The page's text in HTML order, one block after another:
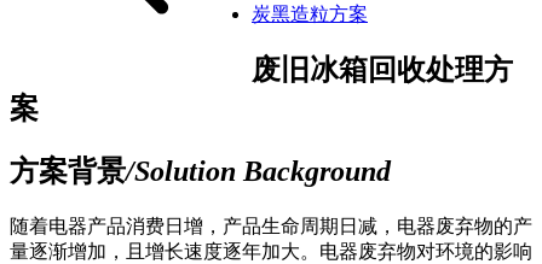
炭黑造粒方案
废旧冰箱回收处理方
案
方案背景/Solution Background
随着电器产品消费日增，产品生命周期日减，电器废弃物的产
量逐渐增加，且增长速度逐年加大。电器废弃物对环境的影响